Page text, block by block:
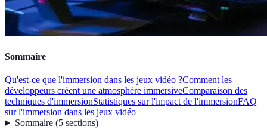
Sommaire
Qu'est-ce que l'immersion dans les jeux vidéo ?Comment les
développeurs créent une atmosphère immersiveComparaison des
techniques d'immersionStatistiques sur l'impact de l'immersionFAQ
sur l'immersion dans les jeux vidéo
Sommaire(5 sections)